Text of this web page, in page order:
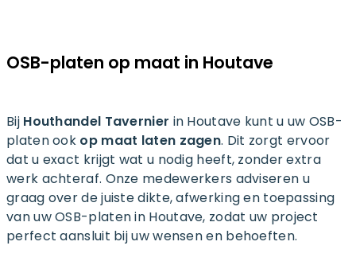
OSB-platen op maat in Houtave
Bij Houthandel Tavernier in Houtave kunt u uw OSB-
platen ook op maat laten zagen. Dit zorgt ervoor
dat u exact krijgt wat u nodig heeft, zonder extra
werk achteraf. Onze medewerkers adviseren u
graag over de juiste dikte, afwerking en toepassing
van uw OSB-platen in Houtave, zodat uw project
perfect aansluit bij uw wensen en behoeften.